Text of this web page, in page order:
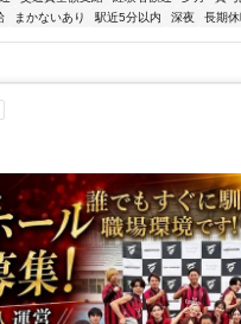
まかないあり 駅近5分以内 深夜 長期休